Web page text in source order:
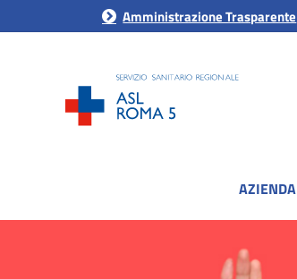
Amministrazione Trasparente
AZIENDA